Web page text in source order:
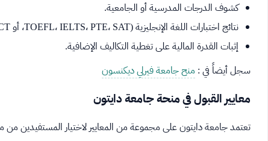
كشوف الدرجات المدرسية أو الجامعية.
نتائج اختبارات اللغة الإنجليزية (TOEFL، IELTS، PTE، SAT، أو ACT).
إثبات القدرة المالية على تغطية التكاليف الإضافية.
سجل أيضاً في : منح جامعة فيرلي ديكنسون
معايير القبول في منحة جامعة دايتون
تعتمد جامعة دايتون على مجموعة من المعايير لاختيار المستفيدين